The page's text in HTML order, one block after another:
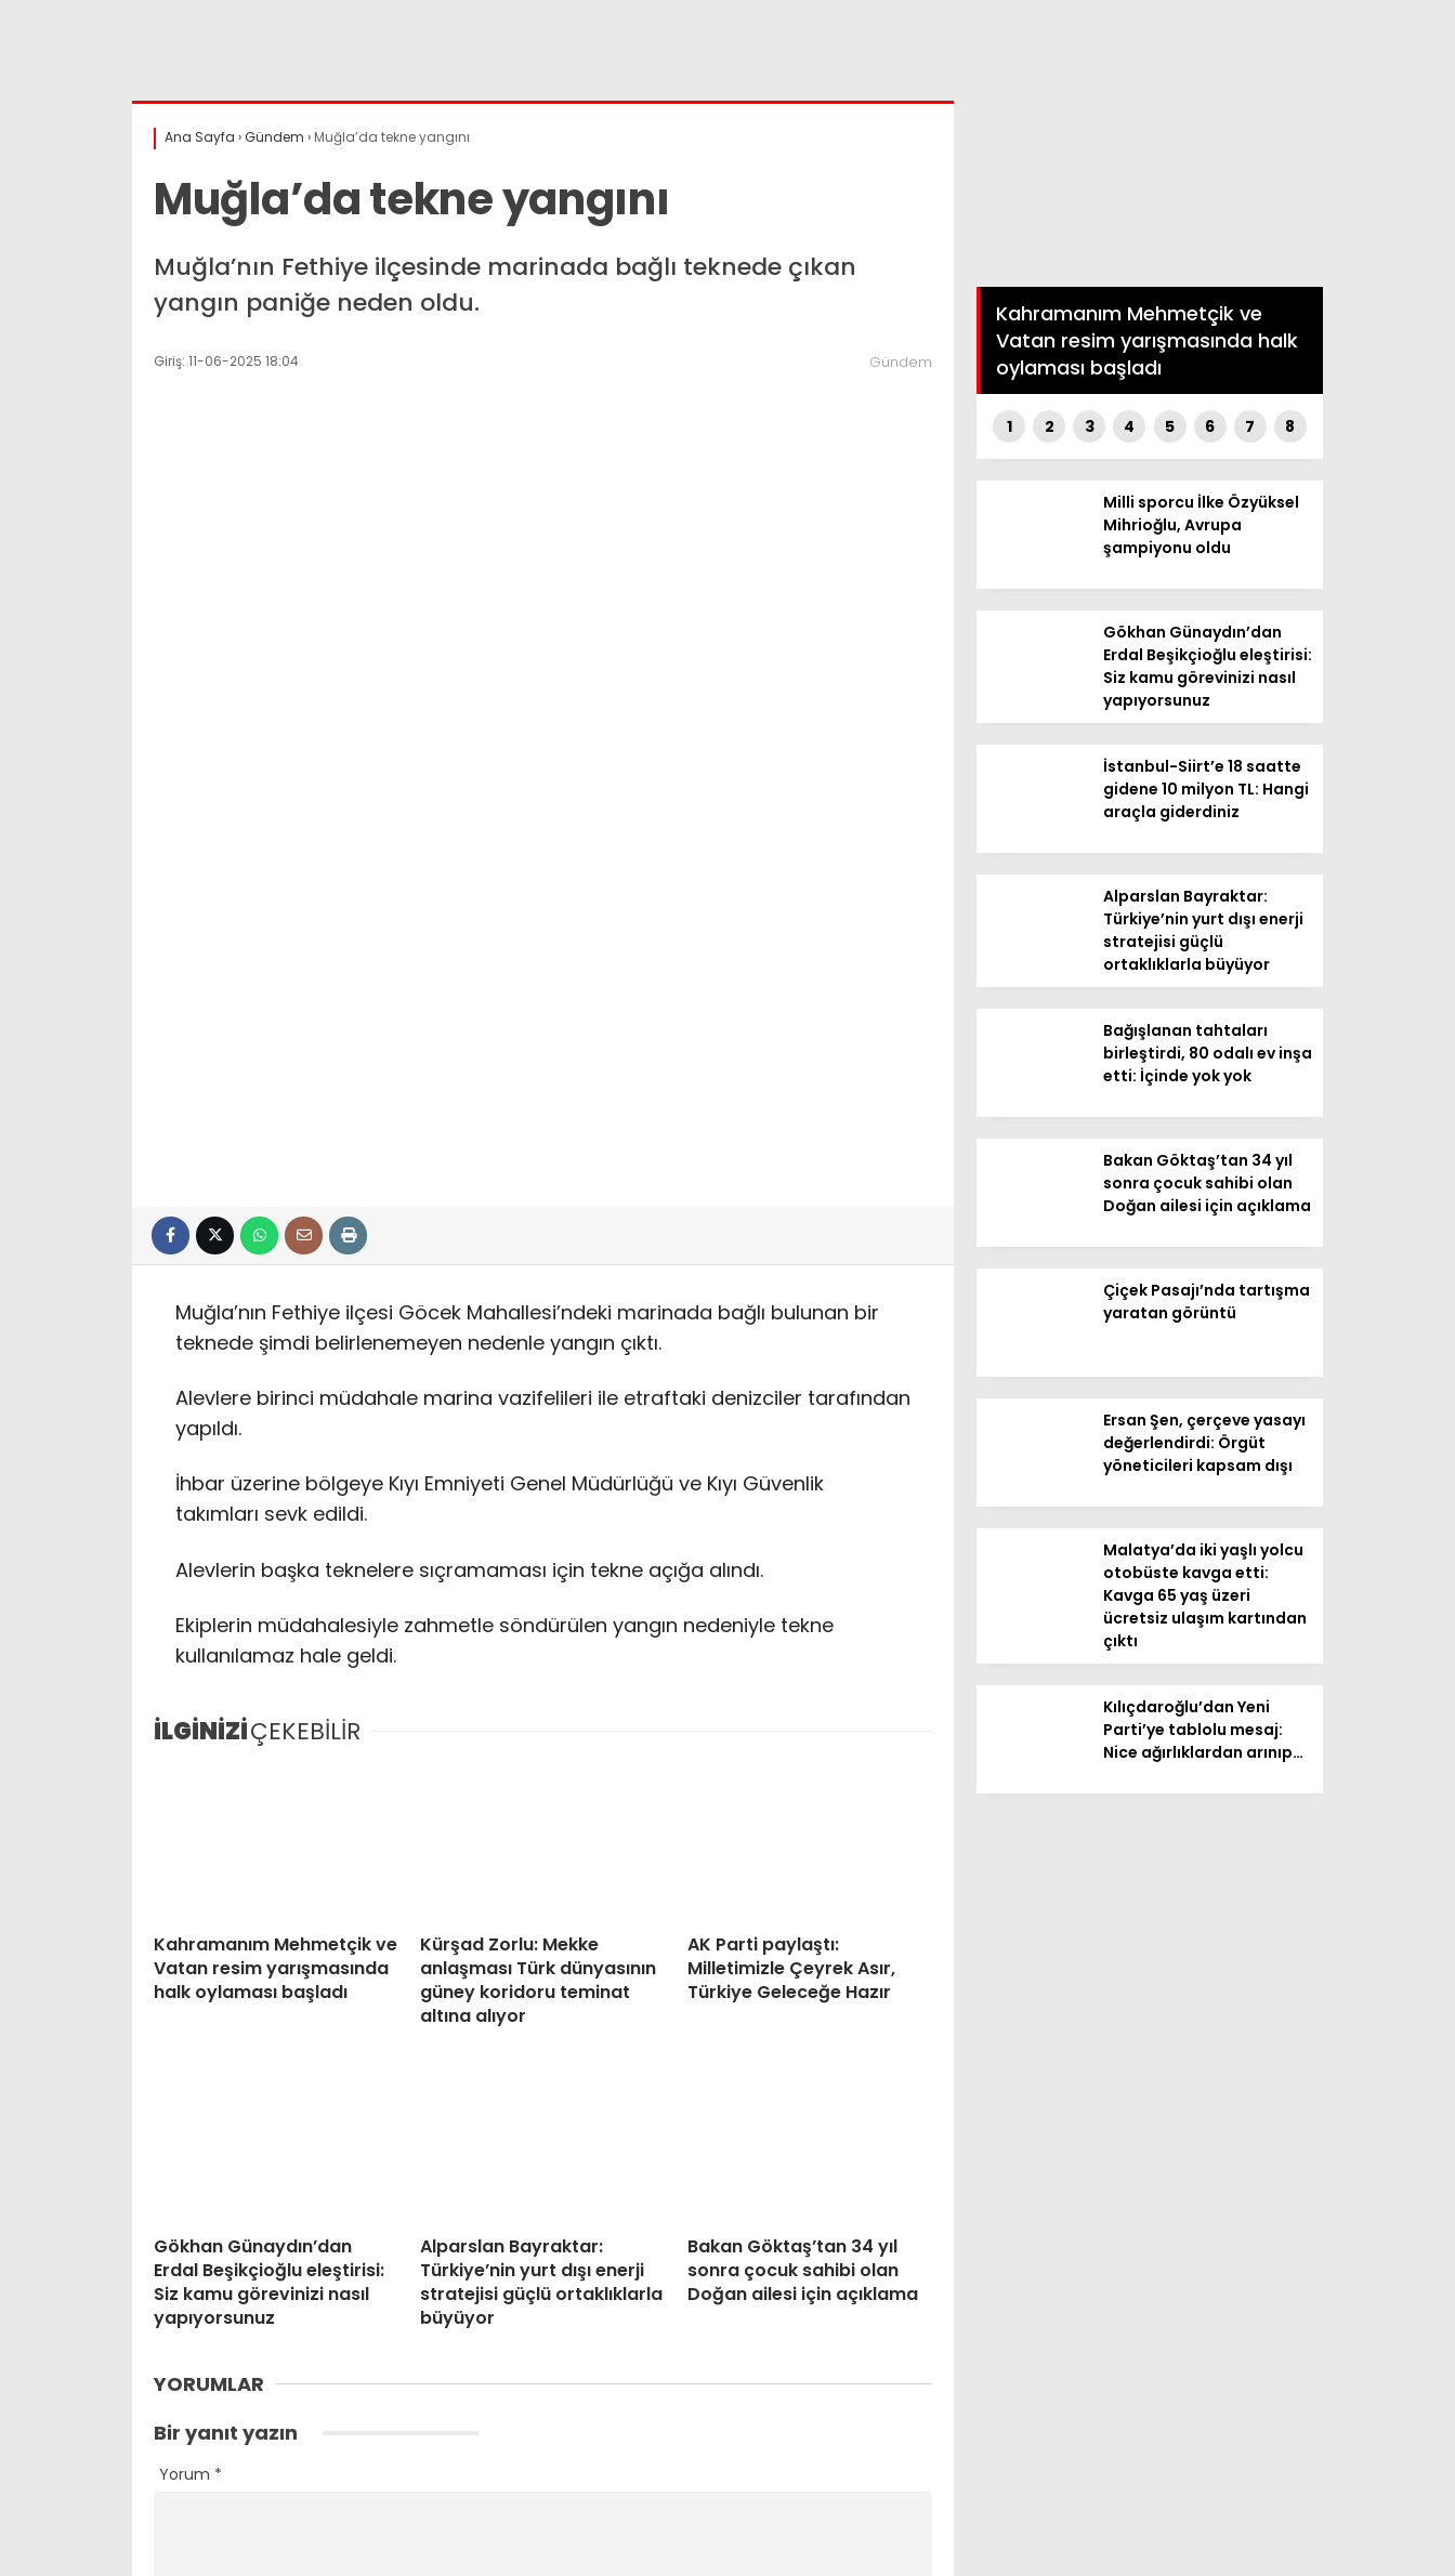
Ana Sayfa ›Gündem › Muğla’da tekne yangını
Muğla’da tekne yangını
Muğla’nın Fethiye ilçesinde marinada bağlı teknede çıkan
yangın paniğe neden oldu.
Giriş: 11-06-2025 18:04 Gündem
Muğla’nın Fethiye ilçesi Göcek Mahallesi’ndeki marinada bağlı bulunan bir
teknede şimdi belirlenemeyen nedenle yangın çıktı.
Alevlere birinci müdahale marina vazifelileri ile etraftaki denizciler tarafından
yapıldı.
İhbar üzerine bölgeye Kıyı Emniyeti Genel Müdürlüğü ve Kıyı Güvenlik
takımları sevk edildi.
Alevlerin başka teknelere sıçramaması için tekne açığa alındı.
Ekiplerin müdahalesiyle zahmetle söndürülen yangın nedeniyle tekne
kullanılamaz hale geldi.
İLGİNİZİÇEKEBİLİR
Kahramanım Mehmetçik ve
Vatan resim yarışmasında
halk oylaması başladı
Kürşad Zorlu: Mekke
anlaşması Türk dünyasının
güney koridoru teminat
altına alıyor
AK Parti paylaştı:
Milletimizle Çeyrek Asır,
Türkiye Geleceğe Hazır
Gökhan Günaydın’dan
Erdal Beşikçioğlu eleştirisi:
Siz kamu görevinizi nasıl
yapıyorsunuz
Alparslan Bayraktar:
Türkiye’nin yurt dışı enerji
stratejisi güçlü ortaklıklarla
büyüyor
Bakan Göktaş’tan 34 yıl
sonra çocuk sahibi olan
Doğan ailesi için açıklama
YORUMLAR
Bir yanıt yazın
Yorum *
Kahramanım Mehmetçik ve
Vatan resim yarışmasında halk
oylaması başladı
1 2 3 4 5 6 7 8
Milli sporcu İlke Özyüksel
Mihrioğlu, Avrupa
şampiyonu oldu
Gökhan Günaydın’dan
Erdal Beşikçioğlu eleştirisi:
Siz kamu görevinizi nasıl
yapıyorsunuz
İstanbul-Siirt’e 18 saatte
gidene 10 milyon TL: Hangi
araçla giderdiniz
Alparslan Bayraktar:
Türkiye’nin yurt dışı enerji
stratejisi güçlü
ortaklıklarla büyüyor
Bağışlanan tahtaları
birleştirdi, 80 odalı ev inşa
etti: İçinde yok yok
Bakan Göktaş’tan 34 yıl
sonra çocuk sahibi olan
Doğan ailesi için açıklama
Çiçek Pasajı’nda tartışma
yaratan görüntü
Ersan Şen, çerçeve yasayı
değerlendirdi: Örgüt
yöneticileri kapsam dışı
Malatya’da iki yaşlı yolcu
otobüste kavga etti:
Kavga 65 yaş üzeri
ücretsiz ulaşım kartından
çıktı
Kılıçdaroğlu’dan Yeni
Parti’ye tablolu mesaj:
Nice ağırlıklardan arınıp…